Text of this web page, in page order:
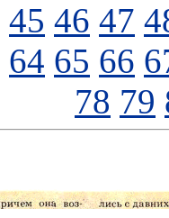
45 46 47
64 65 66
78 79